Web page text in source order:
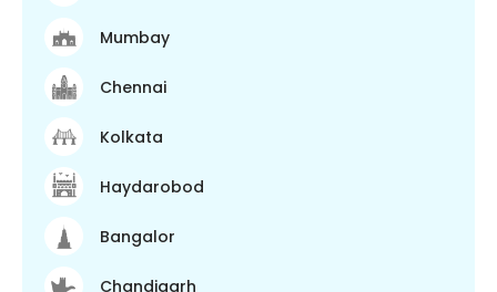
Mumbay
Chennai
Kolkata
Haydarobod
Bangalor
Chandigarh